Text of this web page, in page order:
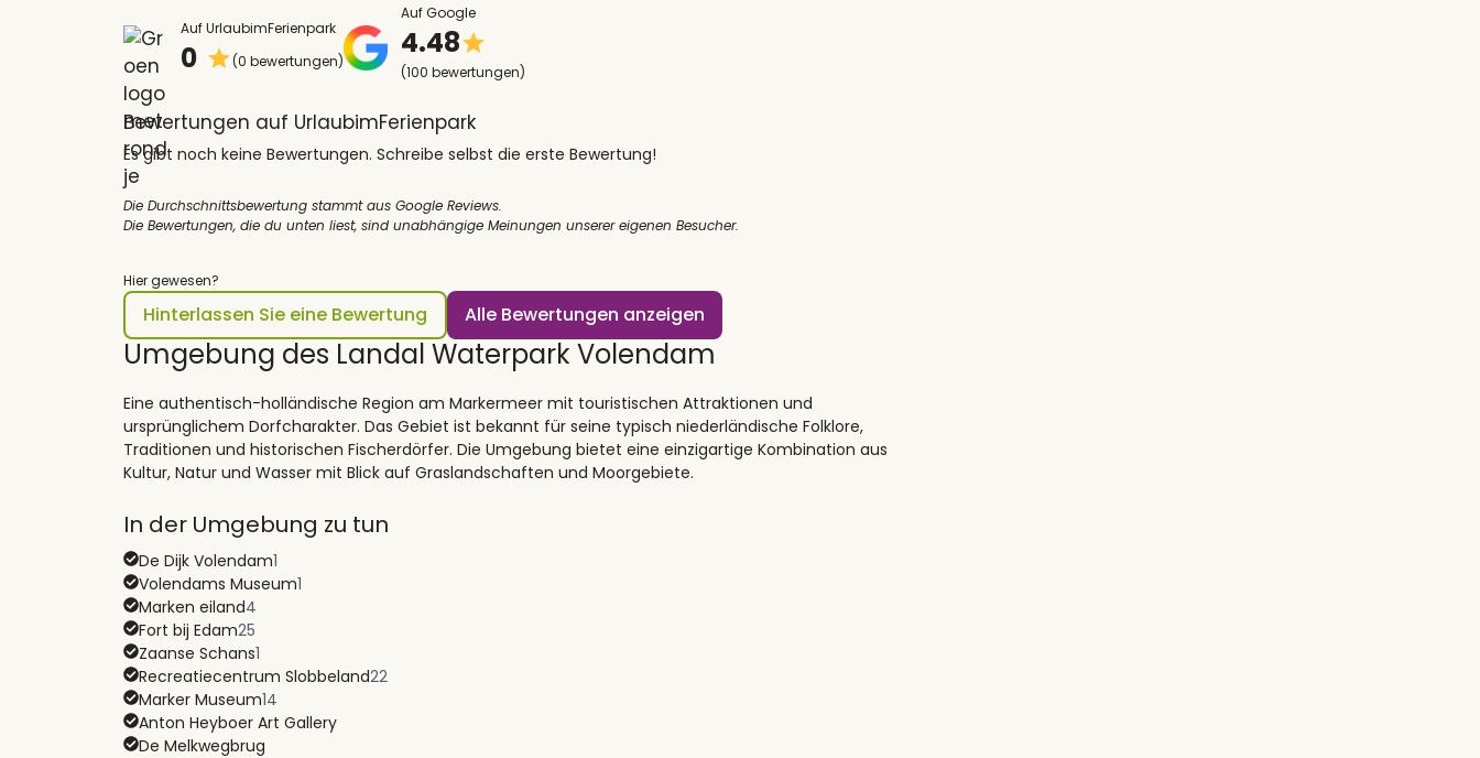
Auf UrlaubimFerienpark
0 (0 bewertungen)
Auf Google
4.48
(100 bewertungen)
Bewertungen auf UrlaubimFerienpark
Es gibt noch keine Bewertungen. Schreibe selbst die erste Bewertung!
Die Durchschnittsbewertung stammt aus Google Reviews.
Die Bewertungen, die du unten liest, sind unabhängige Meinungen unserer eigenen Besucher.
Hier gewesen?
Hinterlassen Sie eine Bewertung Alle Bewertungen anzeigen
Umgebung des Landal Waterpark Volendam
Eine authentisch-holländische Region am Markermeer mit touristischen Attraktionen und
ursprünglichem Dorfcharakter. Das Gebiet ist bekannt für seine typisch niederländische Folklore,
Traditionen und historischen Fischerdörfer. Die Umgebung bietet eine einzigartige Kombination aus
Kultur, Natur und Wasser mit Blick auf Graslandschaften und Moorgebiete.
In der Umgebung zu tun
De Dijk Volendam1
Volendams Museum1
Marken eiland4
Fort bij Edam25
Zaanse Schans1
Recreatiecentrum Slobbeland22
Marker Museum14
Anton Heyboer Art Gallery
De Melkwegbrug